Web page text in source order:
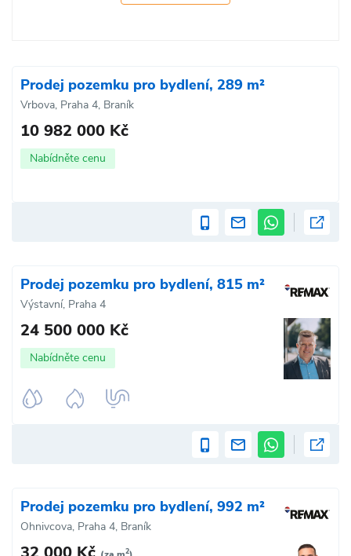
Prodej pozemku pro bydlení, 289 m²
Vrbova, Praha 4, Braník
10 982 000 Kč
Nabídněte cenu
Prodej pozemku pro bydlení, 815 m²
Výstavní, Praha 4
24 500 000 Kč
Nabídněte cenu
Prodej pozemku pro bydlení, 992 m²
Ohnivcova, Praha 4, Braník
2